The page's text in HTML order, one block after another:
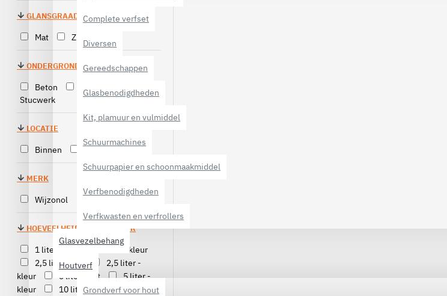
Complete verfset
Diversen
Gereedschappen
Glasbenodigdheden
Kit, plamuur en vulmiddel
Schuurmachines
Schuurpapier en schoonmaakmiddel
Verfbenodigdheden
Verfkwasten en verfrollers
Glasvezelbehang
Houtverf
Grondverf voor hout
GLANSGRAAD
Mat Zijdeglans
ONDERGROND
Beton
Metselwerk
Stucwerk
LOCATIE
Binnen Buiten
MERK
Wijzonol
HOEVEELHEID EN/-OF KLEUR
1 liter - wit
1 liter - kleur
2,5 liter - wit
2,5 liter -
kleur
5 liter - wit
5 liter -
kleur
10 liter - wit
10 liter -